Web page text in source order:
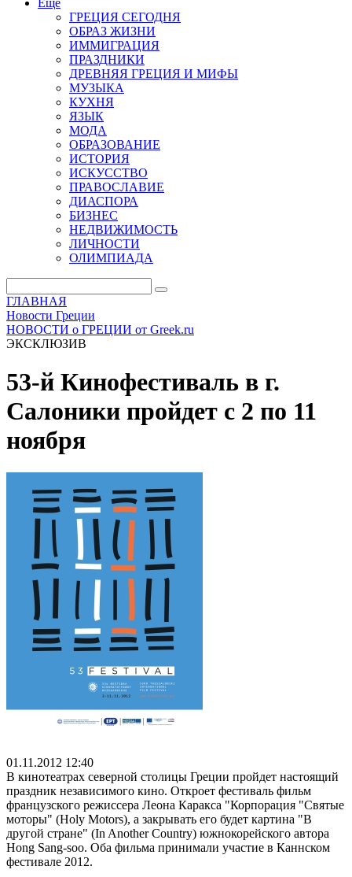
Еще
ГРЕЦИЯ СЕГОДНЯ
ОБРАЗ ЖИЗНИ
ИММИГРАЦИЯ
ПРАЗДНИКИ
ДРЕВНЯЯ ГРЕЦИЯ И МИФЫ
МУЗЫКА
КУХНЯ
ЯЗЫК
МОДА
ОБРАЗОВАНИЕ
ИСТОРИЯ
ИСКУССТВО
ПРАВОСЛАВИЕ
ДИАСПОРА
БИЗНЕС
НЕДВИЖИМОСТЬ
ЛИЧНОСТИ
ОЛИМПИАДА
ГЛАВНАЯ
Новости Греции
НОВОСТИ о ГРЕЦИИ от Greek.ru
ЭКСКЛЮЗИВ
53-й Кинофестиваль в г.
Салоники пройдет с 2 по 11
ноября
01.11.2012 12:40
В кинотеатрах северной столицы Греции пройдет настоящий
праздник независимого кино. Откроет фестиваль фильм
французского режиссера Леона Каракса "Корпорация "Святые
моторы" (Holy Motors), а закрывать его будет картина "В
другой стране" (In Another Country) южнокорейского автора
Hong Sang-soo. Оба фильма принимали участие в Каннском
фестивале 2012.